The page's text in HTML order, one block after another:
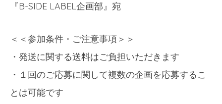
『B-SIDE LABEL企画部』宛
＜＜参加条件・ご注意事項＞＞
・発送に関する送料はご負担いただきます
・１回のご応募に関して複数の企画を応募するこ
とは可能です